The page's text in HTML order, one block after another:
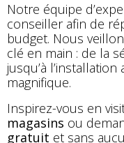
Notre équipe
conseiller afin de
budget. Nous
clé en main : de la
jusqu’à
magnifique.
Inspirez-vous en
magasins ou
gratuit et sans